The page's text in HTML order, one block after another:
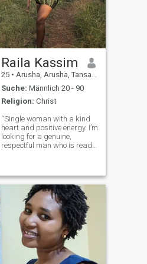
Raila Kassim
25 • Arusha, Arusha, Tansania
Suche: Männlich 20 - 90
Religion: Christ
“Single woman with a kind
heart and positive energy. I’m
looking for a genuine,
respectful man who is ready
meaningful conversations,
laughter, and peaceful
moments. If you